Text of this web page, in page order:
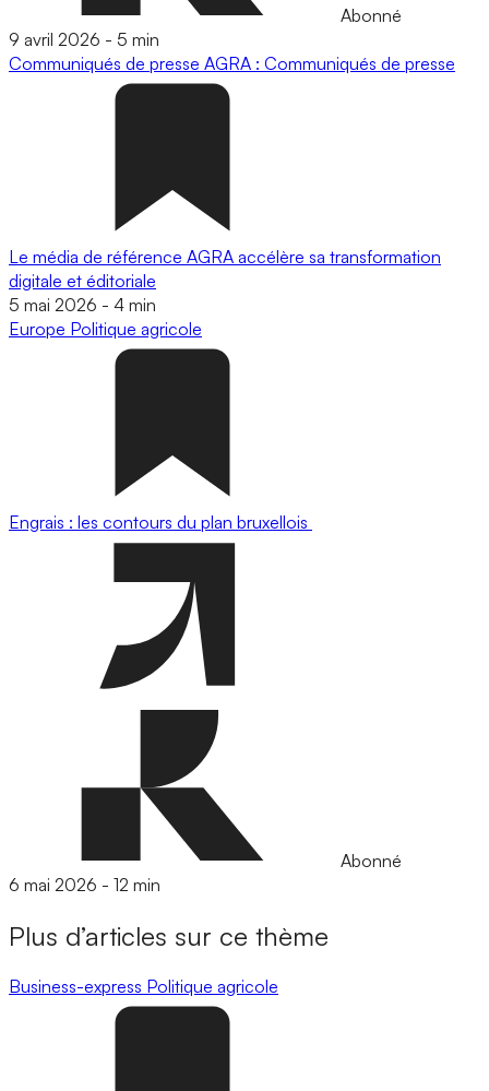
Abonné
9 avril 2026 - 5 min
Communiqués de presse AGRA : Communiqués de presse
Le média de référence AGRA accélère sa transformation
digitale et éditoriale
5 mai 2026 - 4 min
Europe Politique agricole
Engrais : les contours du plan bruxellois
Abonné
6 mai 2026 - 12 min
Plus d’articles sur ce thème
Business-express Politique agricole